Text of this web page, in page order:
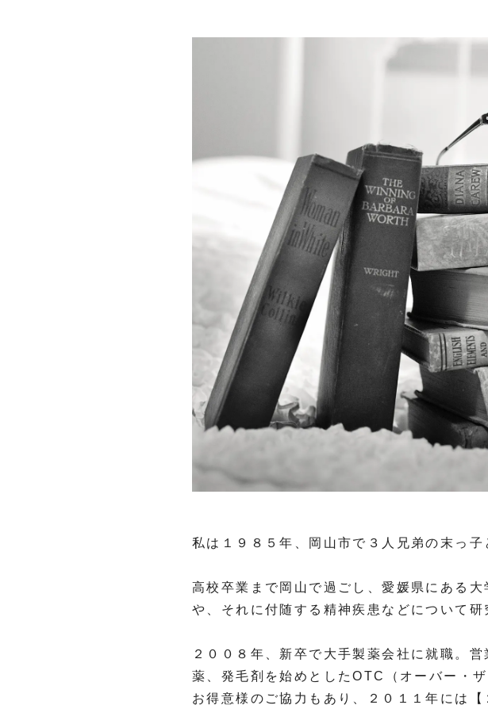
私は１９８５年、岡山市で３人兄弟の末っ子
高校卒業まで岡山で過ごし、愛媛県にある
や、それに付随する精神疾患などについて研
２００８年、新卒で大手製薬会社に就職。
薬、発毛剤を始めとしたOTC（オーバー・
お得意様のご協力もあり、２０１１年には